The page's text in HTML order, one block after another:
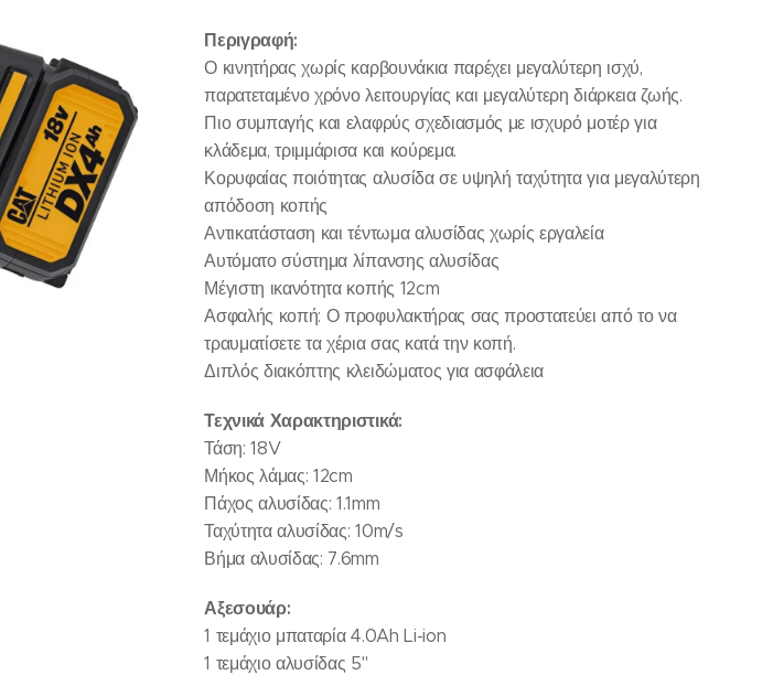
Περιγραφή:
Ο κινητήρας χωρίς καρβουνάκια παρέχει μεγαλύτερη ισχύ,
παρατεταμένο χρόνο λειτουργίας και μεγαλύτερη διάρκεια ζωής.
Πιο συμπαγής και ελαφρύς σχεδιασμός με ισχυρό μοτέρ για
κλάδεμα, τριμμάρισα και κούρεμα.
Κορυφαίας ποιότητας αλυσίδα σε υψηλή ταχύτητα για μεγαλύτερη
απόδοση κοπής
Αντικατάσταση και τέντωμα αλυσίδας χωρίς εργαλεία
Αυτόματο σύστημα λίπανσης αλυσίδας
Μέγιστη ικανότητα κοπής 12cm
Ασφαλής κοπή: Ο προφυλακτήρας σας προστατεύει από το να
τραυματίσετε τα χέρια σας κατά την κοπή.
Διπλός διακόπτης κλειδώματος για ασφάλεια
Τεχνικά Χαρακτηριστικά:
Τάση: 18V
Μήκος λάμας: 12cm
Πάχος αλυσίδας: 1.1mm
Ταχύτητα αλυσίδας: 10m/s
Βήμα αλυσίδας: 7.6mm
Αξεσουάρ:
1 τεμάχιο μπαταρία 4.0Ah Li-ion
1 τεμάχιο αλυσίδας 5"